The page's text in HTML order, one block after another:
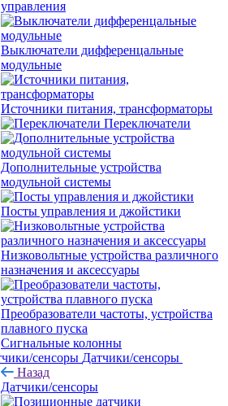
управления
Выключатели дифференцальные
модульные
Источники питания, трансформаторы
Переключатели
Дополнительные устройства
модульной системы
Посты управления и джойстики
Низковольтные устройства различного
назначения и аксессуары
Преобразователи частоты, устройства
плавного пуска
Сигнальные колонны
Датчики/сенсоры
Назад
Датчики/сенсоры